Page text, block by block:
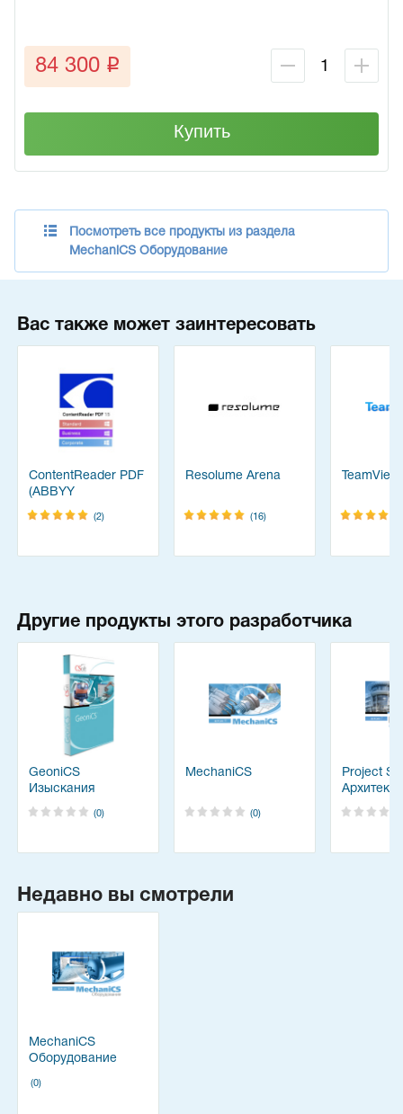
84 300 q
Купить
Посмотреть все продукты из раздела
MechaniCS Оборудование
Вас также может заинтересовать
ContentReader PDF
(ABBYY
FineReader)
(2)
Resolume Arena
(16)
Другие продукты этого разработчика
GeoniCS
Изыскания
(0)
MechaniCS
(0)
Project
Недавно вы смотрели
MechaniCS
Оборудование
(0)